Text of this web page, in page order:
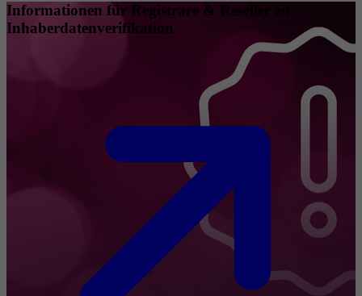
Informationen für Registrare & Reseller zu
Inhaberdatenverifikation